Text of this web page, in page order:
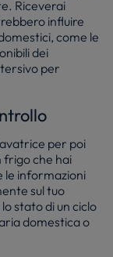
Riceverai
influire
come le
dei
per
per poi
frigo che hai
le informazioni
sul tuo
stato di un ciclo
domestica o